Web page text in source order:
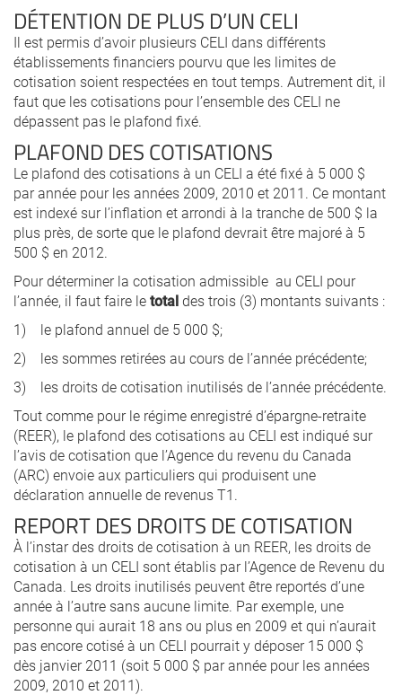
DÉTENTION DE PLUS D’UN CELI
Il est permis d’avoir plusieurs CELI dans différents
établissements financiers pourvu que les limites de
cotisation soient respectées en tout temps. Autrement dit, il
faut que les cotisations pour l’ensemble des CELI ne
dépassent pas le plafond fixé.
PLAFOND DES COTISATIONS
Le plafond des cotisations à un CELI a été fixé à 5 000 $
par année pour les années 2009, 2010 et 2011. Ce montant
est indexé sur l’inflation et arrondi à la tranche de 500 $ la
plus près, de sorte que le plafond devrait être majoré à 5
500 $ en 2012.
Pour déterminer la cotisation admissible au CELI pour
l’année, il faut faire letotaldes trois (3) montants suivants :
1) le plafond annuel de 5 000 $;
2) les sommes retirées au cours de l’année précédente;
3) les droits de cotisation inutilisés de l’année précédente.
Tout comme pour le régime enregistré d’épargne-retraite
(REER), le plafond des cotisations au CELI est indiqué sur
l’avis de cotisation que l’Agence du revenu du Canada
(ARC) envoie aux particuliers qui produisent une
déclaration annuelle de revenus T1.
REPORT DES DROITS DE COTISATION
À l’instar des droits de cotisation à un REER, les droits de
cotisation à un CELI sont établis par l’Agence de Revenu du
Canada. Les droits inutilisés peuvent être reportés d’une
année à l’autre sans aucune limite. Par exemple, une
personne qui aurait 18 ans ou plus en 2009 et qui n’aurait
pas encore cotisé à un CELI pourrait y déposer 15 000 $
dès janvier 2011 (soit 5 000 $ par année pour les années
2009, 2010 et 2011).